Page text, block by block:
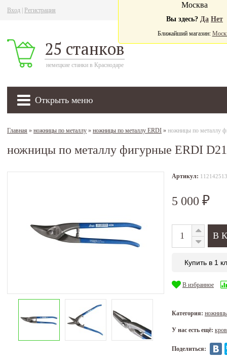
Вход Регистрация
25 станков
немецкие станки в Краснодаре
Открыть меню
Москва
Вы здесь? Да Нет
Ближайший магазин:
Главная » ножницы по металлу » ножницы по металлу ERDI » ножницы по металлу
ножницы по металлу фигурные ERDI
Артикул: 112142513
5 000 ₽
Купить в 1
В избранное
Категория:
У нас есть ещё:
Поделиться: